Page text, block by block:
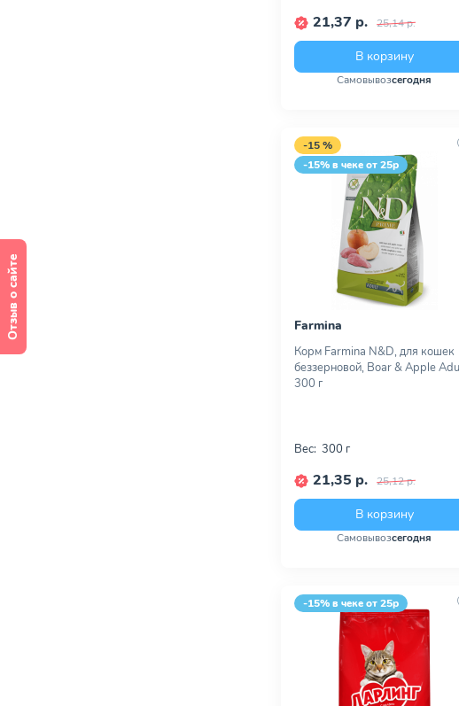
21,37 р. 25,14 р.
В корзину
Самовывозсегодня
-15 %
-15% в чеке от 25р
Farmina
Корм Farmina N&D, для кошек
беззерновой, Boar & Apple
300 г
Вес: 300 г
21,35 р. 25,12 р.
В корзину
Самовывозсегодня
-15% в чеке от 25р
Отзыв о сайте